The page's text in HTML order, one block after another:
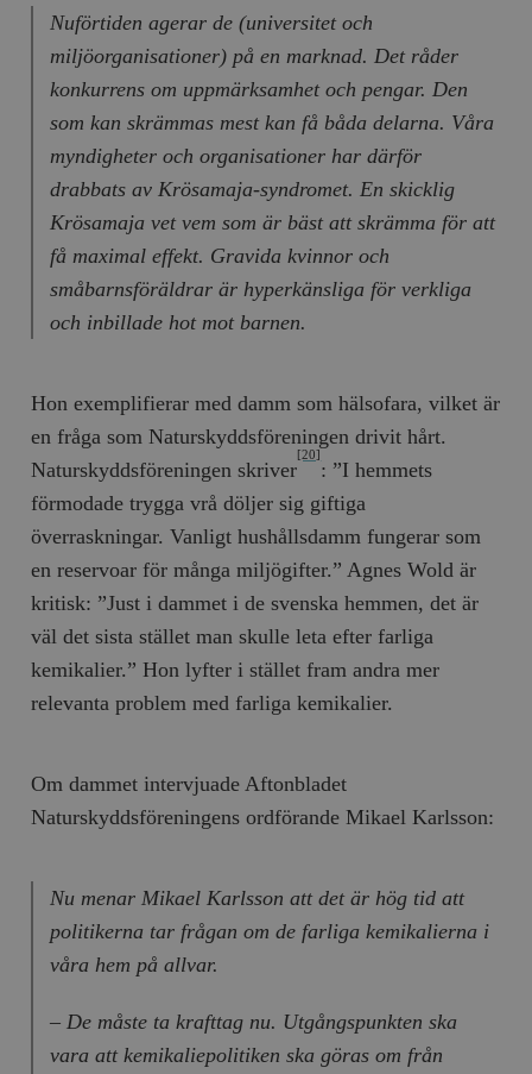
Nuförtiden agerar de (universitet och
miljöorganisationer) på en marknad. Det råder
konkurrens om uppmärksamhet och pengar. Den
som kan skrämmas mest kan få båda delarna. Våra
myndigheter och organisationer har därför
drabbats av Krösamaja-syndromet. En skicklig
Krösamaja vet vem som är bäst att skrämma för att
få maximal effekt. Gravida kvinnor och
småbarnsföräldrar är hyperkänsliga för verkliga
och inbillade hot mot barnen.
Hon exemplifierar med damm som hälsofara, vilket är
en fråga som Naturskyddsföreningen drivit hårt.
Naturskyddsföreningen skriver
[20]
: ”I hemmets
förmodade trygga vrå döljer sig giftiga
överraskningar. Vanligt hushållsdamm fungerar som
en reservoar för många miljögifter.” Agnes Wold är
kritisk: ”Just i dammet i de svenska hemmen, det är
väl det sista stället man skulle leta efter farliga
kemikalier.” Hon lyfter i stället fram andra mer
relevanta problem med farliga kemikalier.
Om dammet intervjuade Aftonbladet
Naturskyddsföreningens ordförande Mikael Karlsson:
Nu menar Mikael Karlsson att det är hög tid att
politikerna tar frågan om de farliga kemikalierna i
våra hem på allvar.
– De måste ta krafttag nu. Utgångspunkten ska
vara att kemikaliepolitiken ska göras om från